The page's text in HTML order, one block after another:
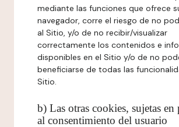
mediante las funciones que ofrece
navegador, corre el riesgo de no
al Sitio, y/o de no recibir/visualizar
correctamente los contenidos e
disponibles en el Sitio y/o de no
beneficiarse de todas las
Sitio.
b) Las otras cookies, sujetas
al consentimiento del usuario